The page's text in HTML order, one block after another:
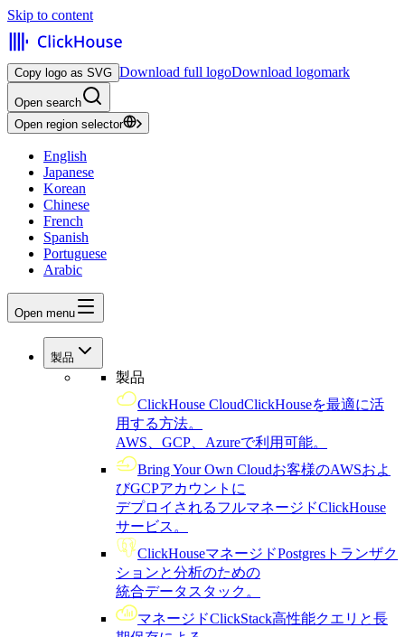
Skip to content
Copy logo as SVG Download full logoDownload logomark
Open search
Open region selector
English
Japanese
Korean
Chinese
French
Spanish
Portuguese
Arabic
Open menu
製品
製品
ClickHouse CloudClickHouseを最適に活
用する方法。
AWS、GCP、Azureで利用可能。
Bring Your Own Cloudお客様のAWSおよ
びGCPアカウントに
デプロイされるフルマネージドClickHouse
サービス。
ClickHouseマネージドPostgres トランザク
ションと分析のための
統合データスタック。
マネージドClickStack高性能クエリと長